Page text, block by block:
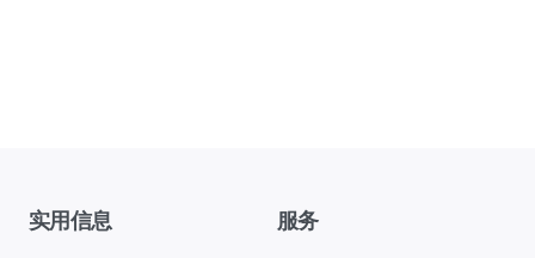
实用信息 服务